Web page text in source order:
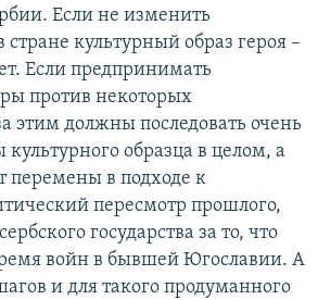
Если не изменить
культурный образ героя –
Если предпринимать
против некоторых
этим должны последовать очень
образца в целом, а
перемены в подходе к
пересмотр прошлого,
государства за то, что
войн в бывшей Югославии. А
и для такого продуманного